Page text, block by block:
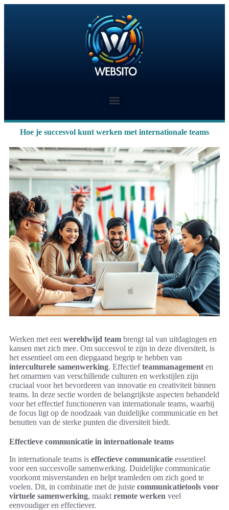
Hoe je succesvol kunt werken met internationale teams
Werken met een wereldwijd team brengt tal van uitdagingen en
kansen met zich mee. Om succesvol te zijn in deze diversiteit, is
het essentieel om een diepgaand begrip te hebben van
interculturele samenwerking. Effectiefteammanagement en
het omarmen van verschillende culturen en werkstijlen zijn
cruciaal voor het bevorderen van innovatie en creativiteit binnen
teams. In deze sectie worden de belangrijkste aspecten behandeld
voor het effectief functioneren van internationale teams, waarbij
de focus ligt op de noodzaak van duidelijke communicatie en het
benutten van de sterke punten die diversiteit biedt.
Effectieve communicatie in internationale teams
In internationale teams is effectieve communicatie essentieel
voor een succesvolle samenwerking. Duidelijke communicatie
voorkomt misverstanden en helpt teamleden om zich goed te
voelen. Dit, in combinatie met de juiste communicatietools voor
virtuele samenwerking, maakt remote werken veel
eenvoudiger en effectiever.